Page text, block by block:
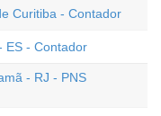
Curitiba - Contador
ES - Contador
- RJ - PNS